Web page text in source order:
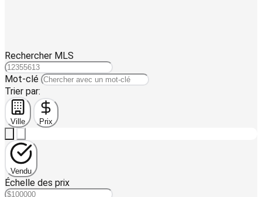
Rechercher MLS
Mot-clé
Trier par:
Ville Prix
Vendu
Échelle des prix